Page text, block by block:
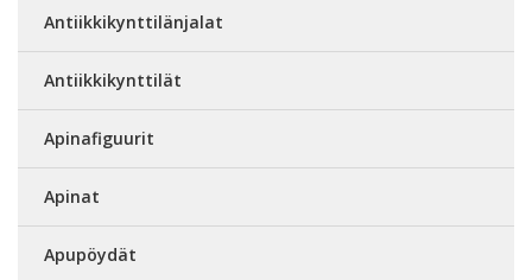
Antiikkikynttilänjalat
Antiikkikynttilät
Apinafiguurit
Apinat
Apupöydät